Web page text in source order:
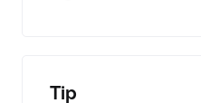
Tip